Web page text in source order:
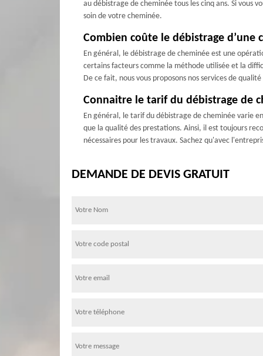
au débistrage de cheminée tous les cinq ans. Si vous
soin de votre cheminée.
Combien coûte le débistrage d’une
En général, le débistrage de cheminée est une
certains facteurs comme la méthode utilisée et la
De ce fait, nous vous proposons nos services de
Connaitre le tarif du débistrage de
En général, le tarif du débistrage de cheminée varie
que la qualité des prestations. Ainsi, il est toujours
nécessaires pour les travaux. Sachez qu'avec
DEMANDE DE DEVIS GRATUIT